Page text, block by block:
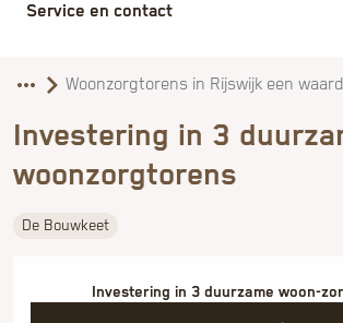
Service en contact
Investering in 3
woonzorgtorens
De Bouwkeet
Investering in 3 duurzame woon-